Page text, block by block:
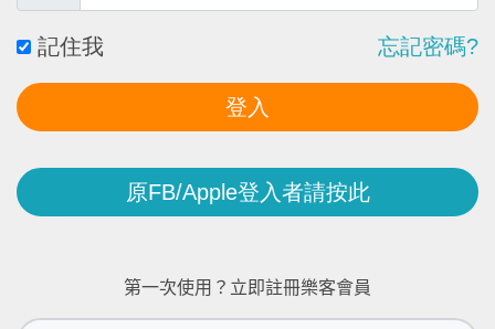
記住我 忘記密碼?
原FB/Apple登入者請按此
第一次使用？立即註冊樂客會員